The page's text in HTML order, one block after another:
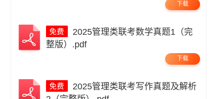
下载
整版）.pdf
下载